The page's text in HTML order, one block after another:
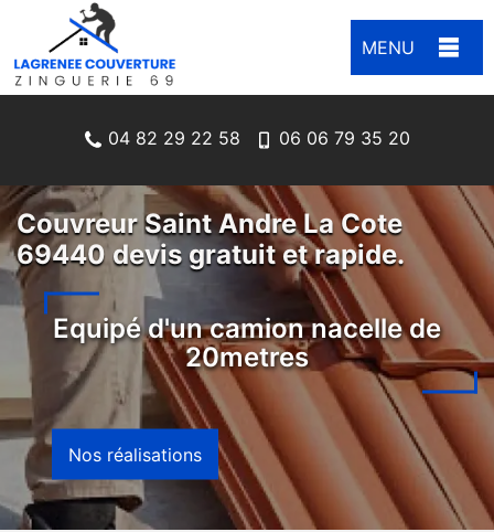
MENU
04 82 29 22 58 06 06 79 35 20
Couvreur Saint Andre La Cote
69440 devis gratuit et rapide.
Equipé d'un camion nacelle de
20metres
Nos réalisations